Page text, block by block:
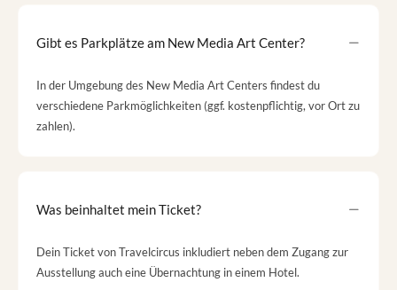
Gibt es Parkplätze am New Media Art Center?
In der Umgebung des New Media Art Centers findest du
verschiedene Parkmöglichkeiten (ggf. kostenpflichtig, vor Ort zu
zahlen).
Was beinhaltet mein Ticket?
Dein Ticket von Travelcircus inkludiert neben dem Zugang zur
Ausstellung auch eine Übernachtung in einem Hotel.